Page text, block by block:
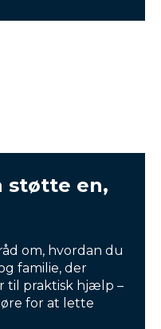
støtte en,
om, hvordan du
familie, der
til praktisk hjælp –
for at lette